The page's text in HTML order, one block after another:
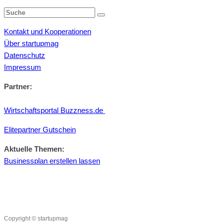
Kontakt und Kooperationen
Über startupmag
Datenschutz
Impressum
Partner:
Wirtschaftsportal Buzzness.de
Elitepartner Gutschein
Aktuelle Themen:
Businessplan erstellen lassen
Copyright © startupmag